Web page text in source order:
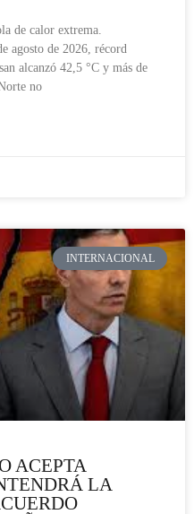
de calor extrema.
agosto de 2026, récord
alcanzó 42,5 °C y más de
no
INTERNACIONAL
ACEPTA
LA